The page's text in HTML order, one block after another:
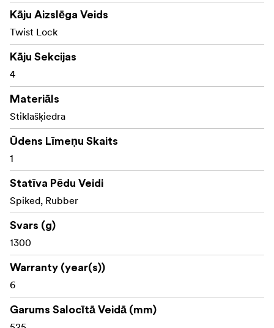
Kāju Aizslēga Veids
Twist Lock
Kāju Sekcijas
4
Materiāls
Stiklašķiedra
Ūdens Līmeņu Skaits
1
Statīva Pēdu Veidi
Spiked, Rubber
Svars (g)
1300
Warranty (year(s))
6
Garums Salocītā Veidā (mm)